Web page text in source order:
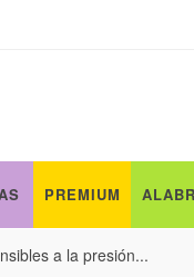
PREMIUM
a la presión...